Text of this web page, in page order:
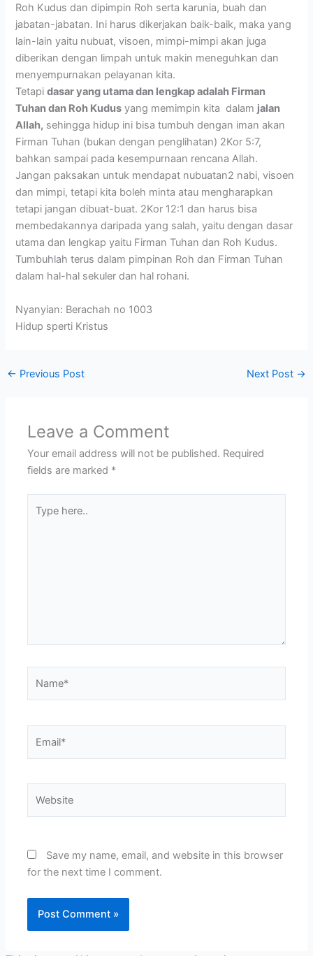
Roh Kudus dan dipimpin Roh serta karunia, buah dan
jabatan-jabatan. Ini harus dikerjakan baik-baik, maka yang
lain-lain yaitu nubuat, visoen, mimpi-mimpi akan juga
diberikan dengan limpah untuk makin meneguhkan dan
menyempurnakan pelayanan kita.
Tetapidasar yang utama dan lengkap adalah Firman
Tuhan dan Roh Kudus yang memimpin kita dalam jalan
Allah, sehingga hidup ini bisa tumbuh dengan iman akan
Firman Tuhan (bukan dengan penglihatan) 2Kor 5:7,
bahkan sampai pada kesempurnaan rencana Allah.
Jangan paksakan untuk mendapat nubuatan2 nabi, visoen
dan mimpi, tetapi kita boleh minta atau mengharapkan
tetapi jangan dibuat-buat. 2Kor 12:1 dan harus bisa
membedakannya daripada yang salah, yaitu dengan dasar
utama dan lengkap yaitu Firman Tuhan dan Roh Kudus.
Tumbuhlah terus dalam pimpinan Roh dan Firman Tuhan
dalam hal-hal sekuler dan hal rohani.
Nyanyian: Berachah no 1003
Hidup sperti Kristus
← Previous Post Next Post →
Leave a Comment
Your email address will not be published. Required
fields are marked *
here..
Save my name, email, and website in this browser
for the next time I comment.